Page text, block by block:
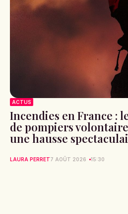
ACTUS
Incendies en France :
de pompiers
une hausse
LAURA PERRET7 AOÛT 2026 15:30